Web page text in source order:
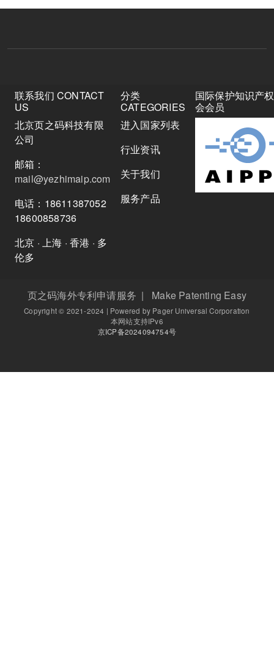
联系我们 CONTACT
US
北京页之码科技有限
公司
邮箱：
mail@yezhimaip.com
电话：18611387052
18600858736
北京 · 上海 · 香港 · 多
伦多
分类
CATEGORIES
进入国家列表
行业资讯
关于我们
服务产品
国际保护知识产
会会员
页之码海外专利申请服务 | Make Patenting Easy
Copyright © 2021-2024 | Powered by Pager Universal Corporation
本网站支持IPv6
京ICP备2024094754号